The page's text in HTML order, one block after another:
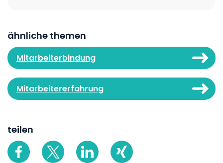
ähnliche themen
Mitarbeiterbindung
Mitarbeitererfahrung
teilen